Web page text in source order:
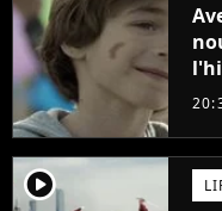
48
player2